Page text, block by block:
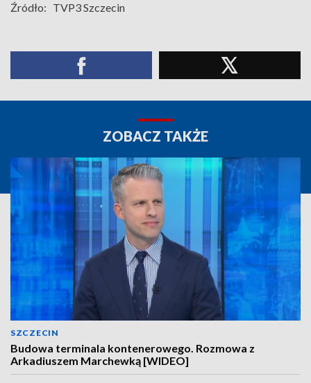
Źródło: TVP3 Szczecin
ZOBACZ TAKŻE
SZCZECIN
Budowa terminala kontenerowego. Rozmowa z
Arkadiuszem Marchewką [WIDEO]